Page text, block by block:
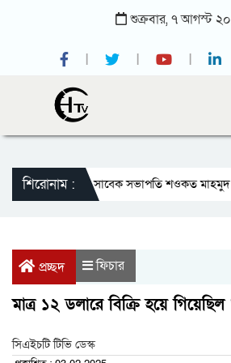
শুক্রবার,৭আগস্ট
শিরোনাম :
প্রেসক্লাবের সাবেক সভাপতি শওকত মাহমুদ
প্রচ্ছদ ফিচার
মাত্র ১২ ডলারে বিক্রি হয়ে
সিএইচটি টিভি ডেস্ক